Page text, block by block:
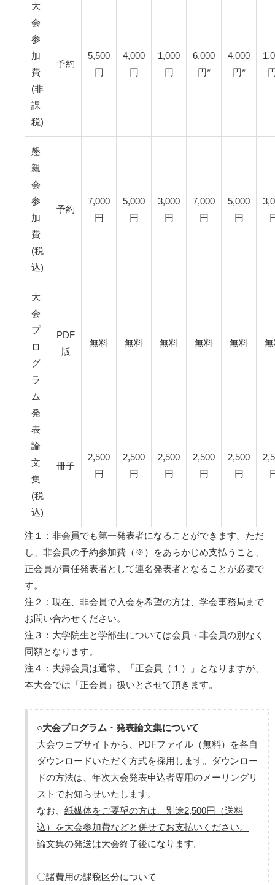
大
会
参
加
費
(非
課
税)
予約
5,500
円
4,000
円
1,000
円
6,000
円*
4,000
円*
懇
親
会
参
加
費
(税
込)
予約
7,000
円
5,000
円
3,000
円
7,000
円
5,000
円
大
会
プ
ロ
グ
ラ
ム
発
表
論
文
集
(税
込)
PDF
版
無料 無料 無料 無料 無料
冊子
2,500
円
2,500
円
2,500
円
2,500
円
2,500
円
注１：非会員でも第一発表者になることができます。ただ
し、非会員の予約参加費（※）をあらかじめ支払うこと、
正会員が責任発表者として連名発表者となることが必要で
す。
注２：現在、非会員で入会を希望の方は、 学会事務局 まで
お問い合わせください。
注３：大学院生と学部生については会員・非会員の別なく
同額となります。
注４：夫婦会員は通常、「正会員（１）」となりますが、
本大会では「正会員」扱いとさせて頂きます。
○大会プログラム・発表論文集について
大会ウェブサイトから、PDFファイル（無料）を各自
ダウンロードいただく方式を採用します。ダウンロー
ドの方法は、年次大会発表申込者専用のメーリングリ
ストでお知らせいたします。
なお、 紙媒体をご要望の方は、別途2,500円（送料
込）を大会参加費などと併せてお支払いください。
論文集の発送は大会終了後になります。
〇諸費用の課税区分について